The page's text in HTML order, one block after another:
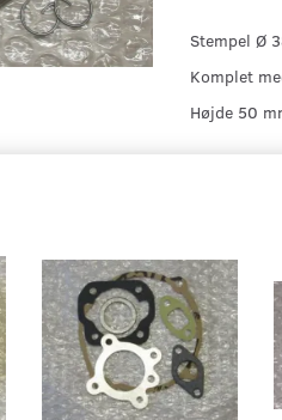
Stempel Ø
Komplet
Højde 50